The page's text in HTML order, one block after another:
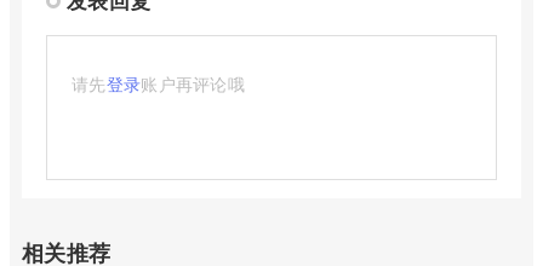
请先登录账户再评论哦
相关推荐